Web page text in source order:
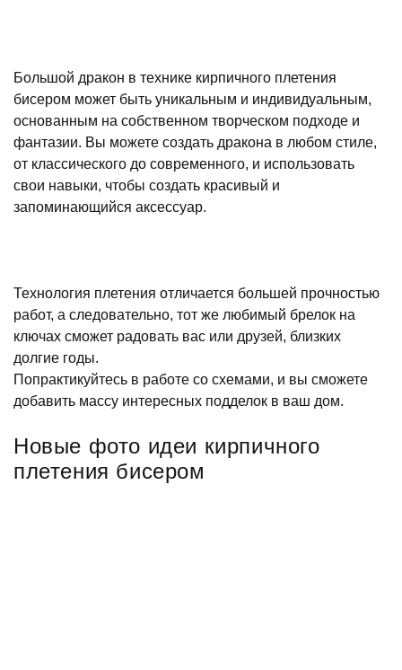
Большой дракон в технике кирпичного плетения
бисером может быть уникальным и индивидуальным,
основанным на собственном творческом подходе и
фантазии. Вы можете создать дракона в любом стиле,
от классического до современного, и использовать
свои навыки, чтобы создать красивый и
запоминающийся аксессуар.
Технология плетения отличается большей прочностью
работ, а следовательно, тот же любимый брелок на
ключах сможет радовать вас или друзей, близких
долгие годы.
Попрактикуйтесь в работе со схемами, и вы сможете
добавить массу интересных подделок в ваш дом.
Новые фото идеи кирпичного
плетения бисером